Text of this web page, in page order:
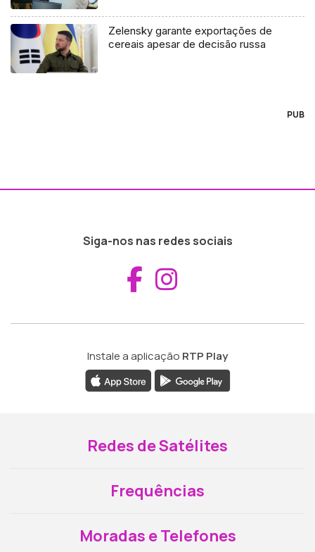
Zelensky garante exportações de
cereais apesar de decisão russa
PUB
Siga-nos nas redes sociais
Aceder ao
Instale a aplicação RTP Play
Redes de Satélites
Frequências
Moradas e Telefones